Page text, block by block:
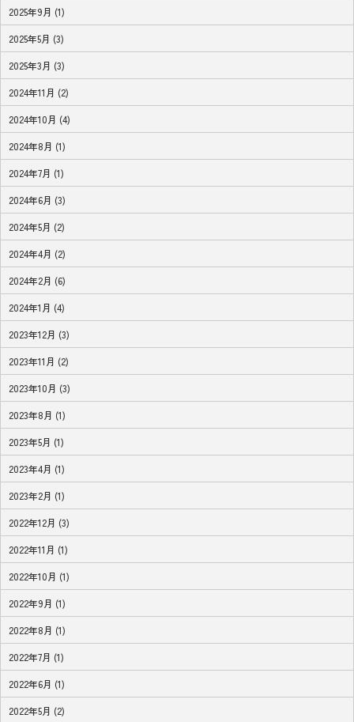
2025年9月 (1)
2025年5月 (3)
2025年3月 (3)
2024年11月 (2)
2024年10月 (4)
2024年8月 (1)
2024年7月 (1)
2024年6月 (3)
2024年5月 (2)
2024年4月 (2)
2024年2月 (6)
2024年1月 (4)
2023年12月 (3)
2023年11月 (2)
2023年10月 (3)
2023年8月 (1)
2023年5月 (1)
2023年4月 (1)
2023年2月 (1)
2022年12月 (3)
2022年11月 (1)
2022年10月 (1)
2022年9月 (1)
2022年8月 (1)
2022年7月 (1)
2022年6月 (1)
2022年5月 (2)